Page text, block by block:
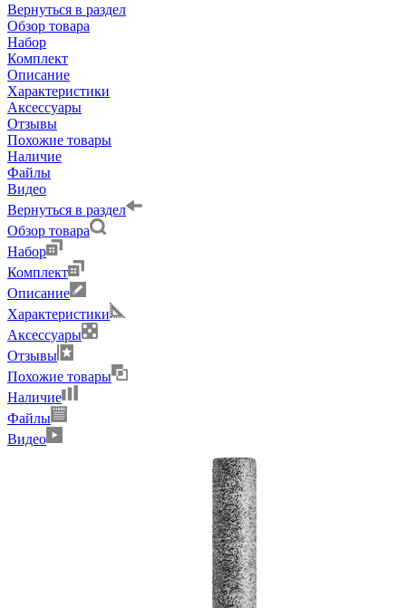
Вернуться в раздел
Обзор товара
Набор
Комплект
Описание
Характеристики
Аксессуары
Отзывы
Похожие товары
Наличие
Файлы
Видео
Вернуться в раздел
Обзор товара
Набор
Комплект
Описание
Характеристики
Аксессуары
Отзывы
Похожие товары
Наличие
Файлы
Видео